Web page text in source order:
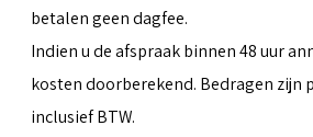
betalen geen dagfee.
Indien u de afspraak binnen 48 uur
kosten doorberekend. Bedragen zijn
inclusief BTW.